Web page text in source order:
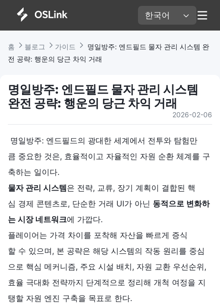
한국어
홈 블로그 가이드
명일방주: 엔드필드 물자 관리 시스템 완
전 공략: 행운의 당근 차익 거래
명일방주: 엔드필드 물자 관리 시스템
완전 공략: 행운의 당근 차익 거래
2026-02-06
명일방주: 엔드필드의 광대한 세계에서 전투와 탐험만
큼 중요한 것은, 효율적이고 자율적인 자원 순환 체계를 구
축하는 일이다.
물자 관리 시스템은 전략, 교류, 장기 계획이 결합된 핵
심 경제 콘텐츠로, 단순한 거래 UI가 아닌 동적으로 변화하
는 시장 네트워크에 가깝다.
플레이어는 가격 차이를 포착해 자산을 빠르게 증식
할 수 있으며, 본 공략은 해당 시스템의 작동 원리를 중심
으로 핵심 메커니즘, 주요 시설 배치, 자원 교환 우선순위,
효율 극대화 전략까지 단계적으로 정리해 개척 여정을 지
탱할 자원 엔진 구축을 목표로 한다.